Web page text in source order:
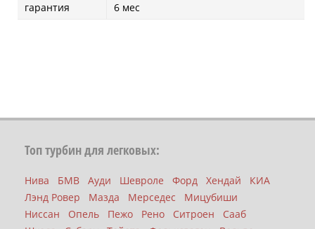
гарантия
6 мес
Топ турбин для легковых:
Нива БМВ Ауди Шевроле Форд Хендай
КИА
Лэнд Ровер
Мазда Мерседес
Мицубиши
Ниссан
Опель Пежо Рено Ситроен
Сааб